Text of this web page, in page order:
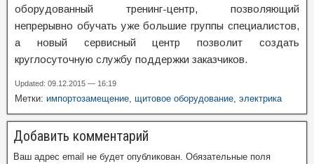
оборудованный тренинг-центр, позволяющий
непрерывно обучать уже большие группы специалистов,
а новый сервисный центр позволит создать
круглосуточную службу поддержки заказчиков.
Updated: 09.12.2015 — 16:19
Метки: импортозамещение, щитовое оборудование, электрика
Добавить комментарий
Ваш адрес email не будет опубликован. Обязательные поля